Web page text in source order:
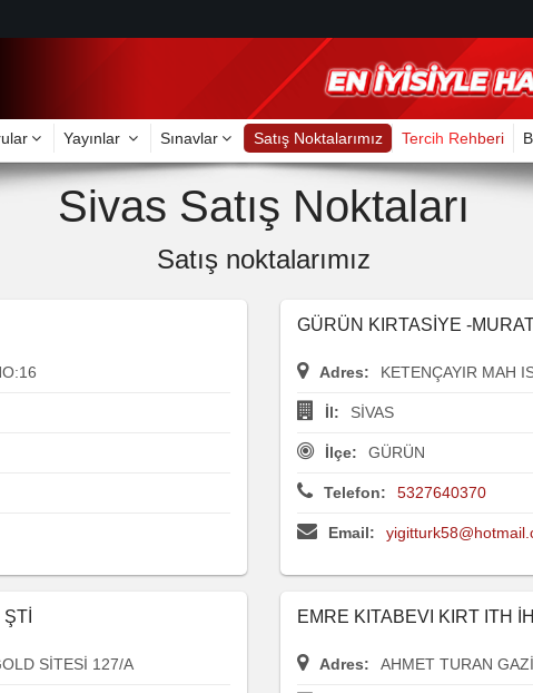
Yayınlar Sınavlar Satış Noktalarımız Tercih Rehberi
Sivas Satış Noktaları
Satış noktalarımız
GÜRÜN KIRTASİYE -
Adres: KETENÇAYIR MAH
İl: SİVAS
İlçe: GÜRÜN
Telefon: 5327640370
Email:
SİTESİ 127/A
EMRE KITABEVI KIRT ITH
Adres: AHMET TURAN